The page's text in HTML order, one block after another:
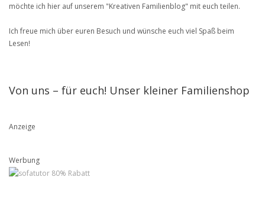
möchte ich hier auf unserem "Kreativen Familienblog" mit euch teilen.
Ich freue mich über euren Besuch und wünsche euch viel Spaß beim
Lesen!
Von uns – für euch! Unser kleiner Familienshop
Anzeige
Werbung